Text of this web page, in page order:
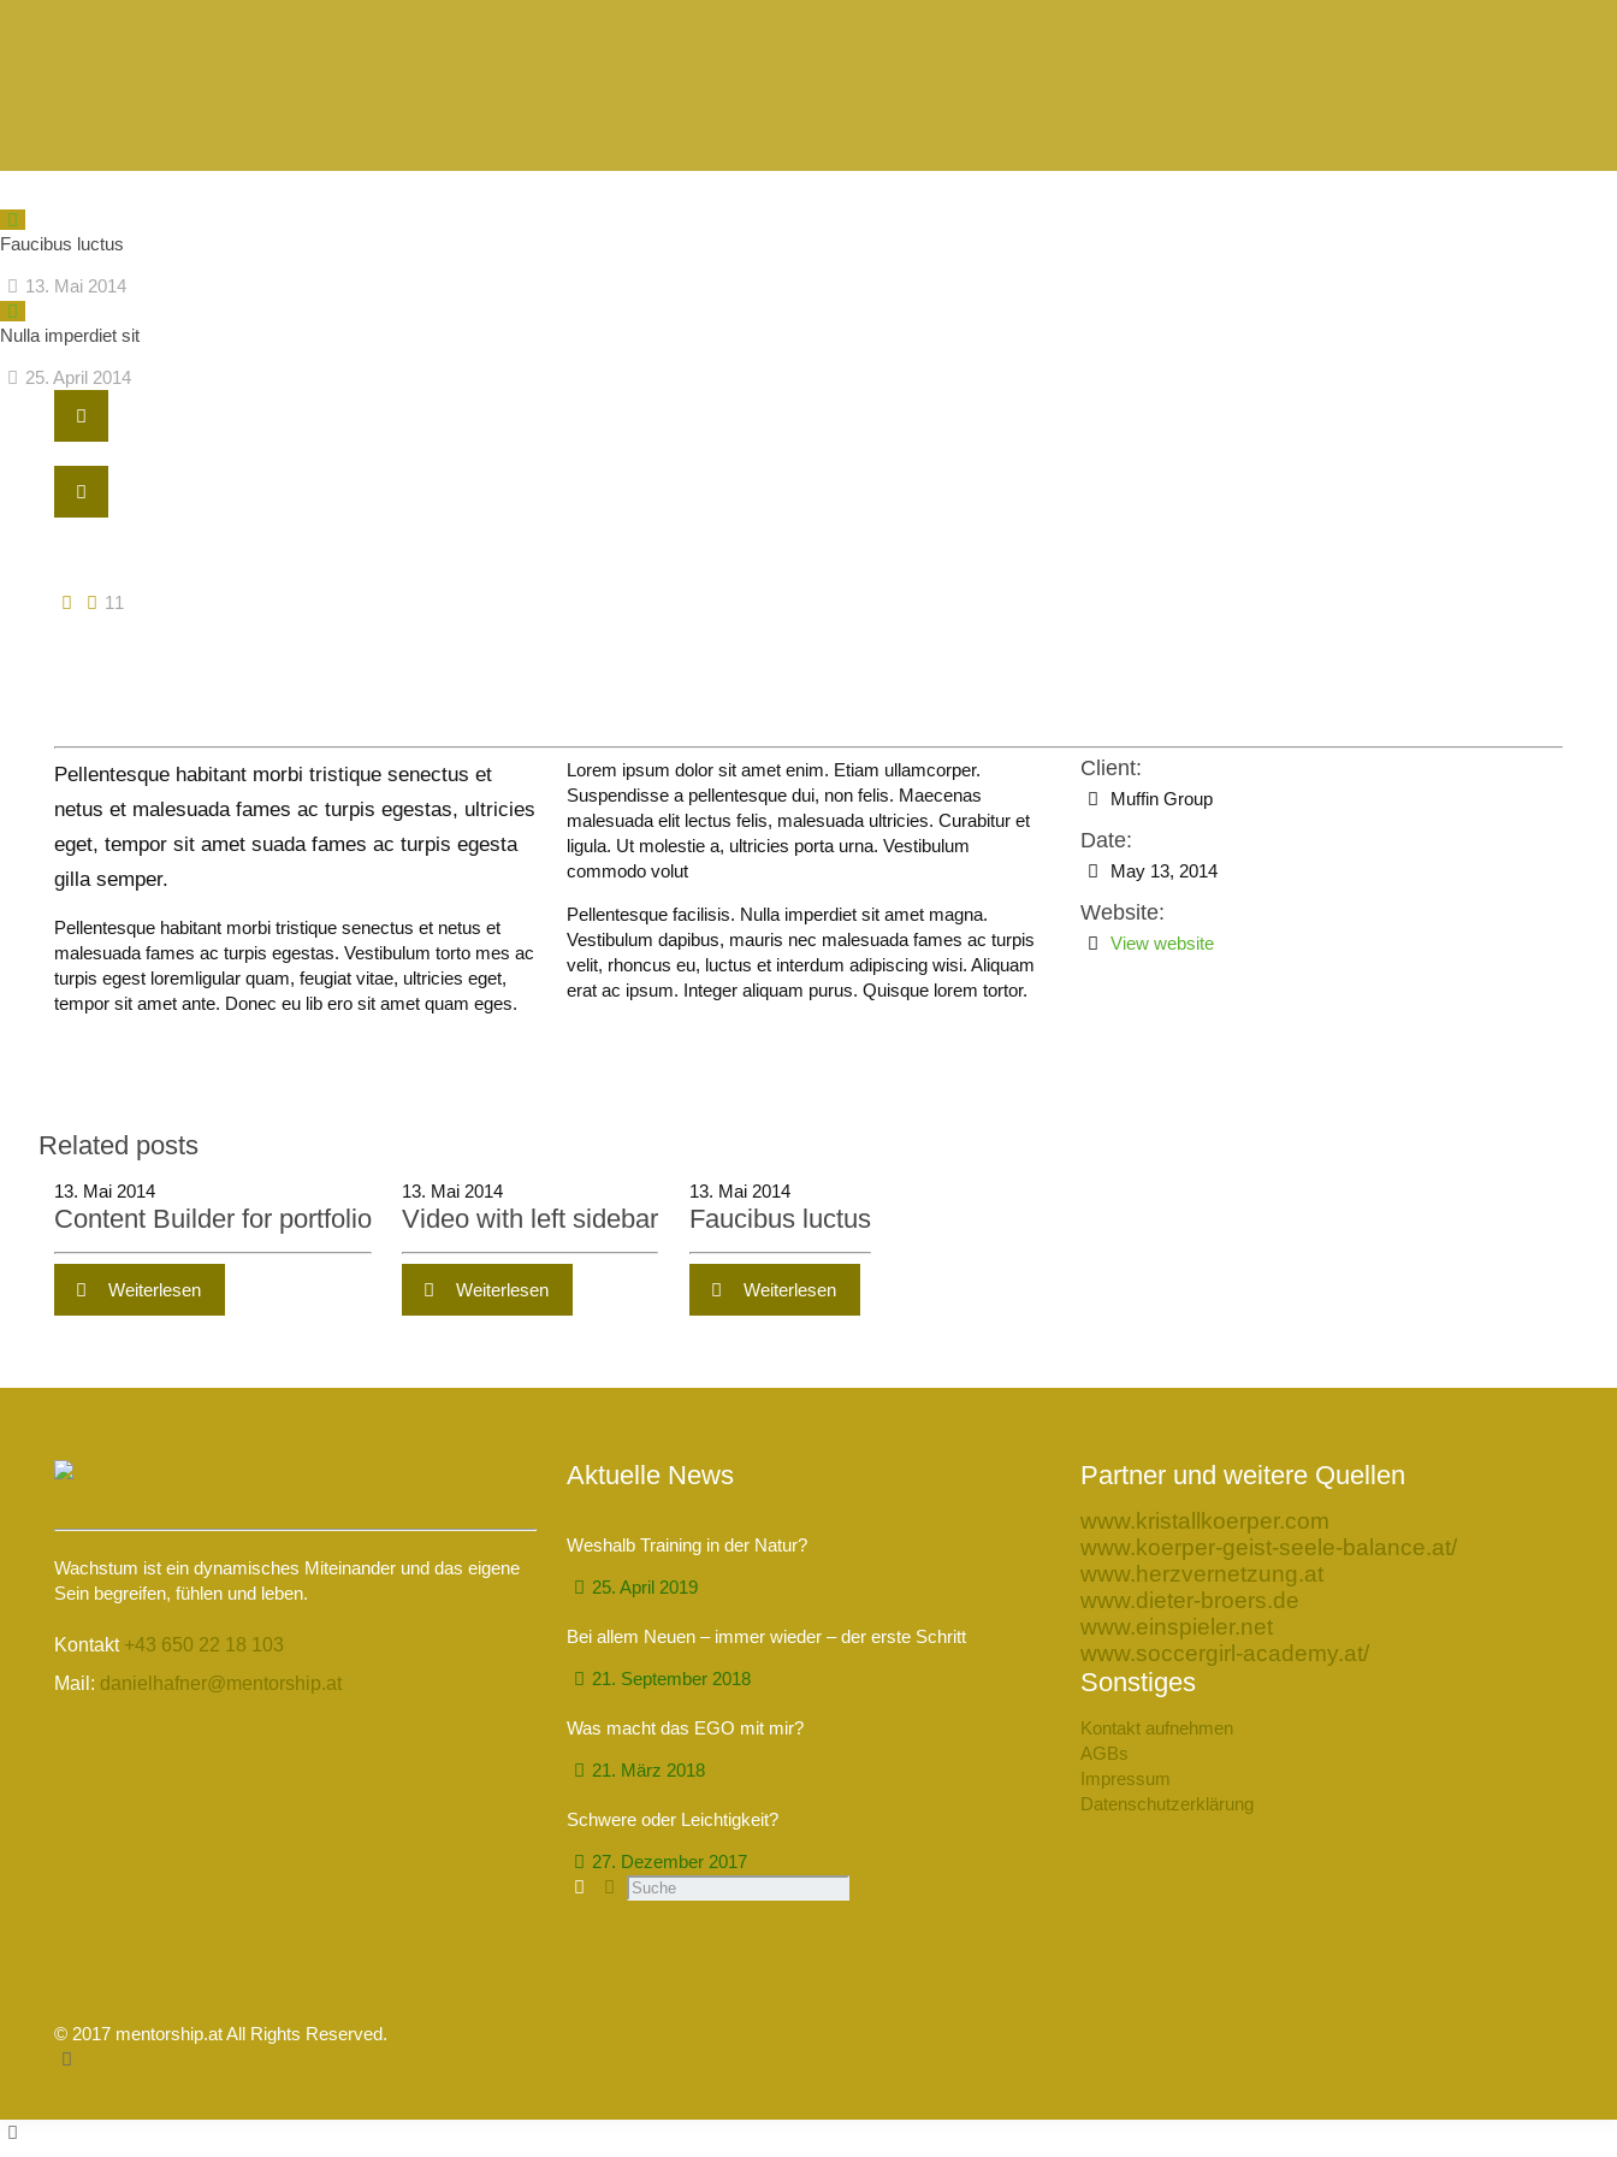
Faucibus luctus
13. Mai 2014
Nulla imperdiet sit
25. April 2014
11
Pellentesque habitant morbi tristique senectus et
netus et malesuada fames ac turpis egestas, ultricies
eget, tempor sit amet suada fames ac turpis egesta
gilla semper.
Pellentesque habitant morbi tristique senectus et netus et
malesuada fames ac turpis egestas. Vestibulum torto mes ac
turpis egest loremligular quam, feugiat vitae, ultricies eget,
tempor sit amet ante. Donec eu lib ero sit amet quam eges.
Lorem ipsum dolor sit amet enim. Etiam ullamcorper.
Suspendisse a pellentesque dui, non felis. Maecenas
malesuada elit lectus felis, malesuada ultricies. Curabitur et
ligula. Ut molestie a, ultricies porta urna. Vestibulum
commodo volut
Pellentesque facilisis. Nulla imperdiet sit amet magna.
Vestibulum dapibus, mauris nec malesuada fames ac turpis
velit, rhoncus eu, luctus et interdum adipiscing wisi. Aliquam
erat ac ipsum. Integer aliquam purus. Quisque lorem tortor.
Client:
Muffin Group
Date:
May 13, 2014
Website:
View website
Related posts
13. Mai 2014
Content Builder for portfolio
Weiterlesen
13. Mai 2014
Video with left sidebar
Weiterlesen
13. Mai 2014
Faucibus luctus
Weiterlesen
Wachstum ist ein dynamisches Miteinander und das eigene
Sein begreifen, fühlen und leben.
Kontakt +43 650 22 18 103
Mail: danielhafner@mentorship.at
Aktuelle News
Weshalb Training in der Natur?
25. April 2019
Bei allem Neuen – immer wieder – der erste Schritt
21. September 2018
Was macht das EGO mit mir?
21. März 2018
Schwere oder Leichtigkeit?
27. Dezember 2017
Partner und weitere Quellen
www.kristallkoerper.com
www.koerper-geist-seele-balance.at/
www.herzvernetzung.at
www.dieter-broers.de
www.einspieler.net
www.soccergirl-academy.at/
Sonstiges
Kontakt aufnehmen
AGBs
Impressum
Datenschutzerklärung
© 2017 mentorship.at All Rights Reserved.